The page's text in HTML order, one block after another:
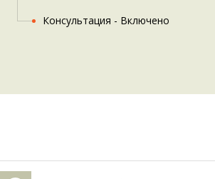
Консультация - Включено